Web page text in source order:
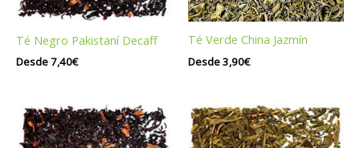
Té Negro Pakistaní Decaff
Desde7,40€
Té Verde China Jazmín
Desde3,90€